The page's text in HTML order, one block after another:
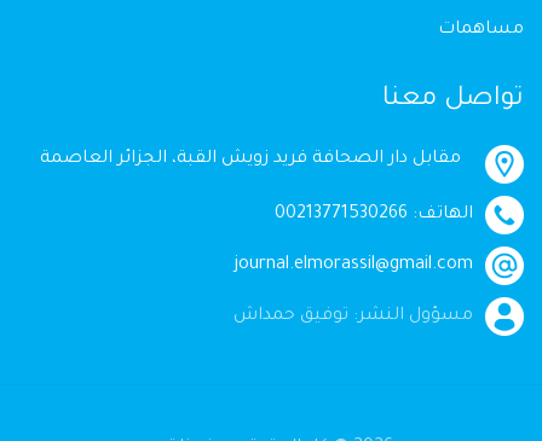
مساهمات
تواصل معنا
مقابل دار الصحافة فريد زويش القبة، الجزائر العاصمة
الهاتف: 00213771530266
journal.elmorassil@gmail.com
مسؤول النشر: توفيق حمداش